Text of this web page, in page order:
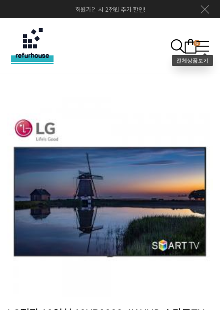
회원가입 시 2천원 추가 할인!
0